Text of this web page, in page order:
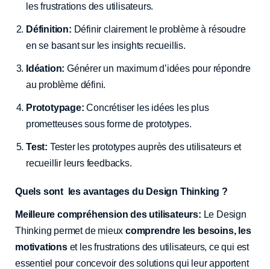
les frustrations des utilisateurs.
Définition: Définir clairement le problème à résoudre
en se basant sur les insights recueillis.
Idéation: Générer un maximum d’idées pour répondre
au problème défini.
Prototypage: Concrétiser les idées les plus
prometteuses sous forme de prototypes.
Test: Tester les prototypes auprès des utilisateurs et
recueillir leurs feedbacks.
Quels sont les avantages du Design Thinking ?
Meilleure compréhension des utilisateurs: Le Design
Thinking permet de mieuxcomprendre les besoins, les
motivationset les frustrations des utilisateurs, ce qui est
essentiel pour concevoir des solutions qui leur apportent